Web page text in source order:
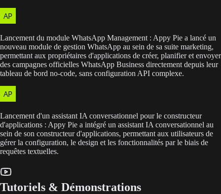
Lancement du module WhatsApp Management : Appy Pie a lancé un
nouveau module de gestion WhatsApp au sein de sa suite marketing,
permettant aux propriétaires d'applications de créer, planifier et envoyer
des campagnes officielles WhatsApp Business directement depuis leur
tableau de bord no-code, sans configuration API complexe.
Lancement d'un assistant IA conversationnel pour le constructeur
d'applications : Appy Pie a intégré un assistant IA conversationnel au
sein de son constructeur d'applications, permettant aux utilisateurs de
gérer la configuration, le design et les fonctionnalités par le biais de
requêtes textuelles.
Tutoriels & Démonstrations